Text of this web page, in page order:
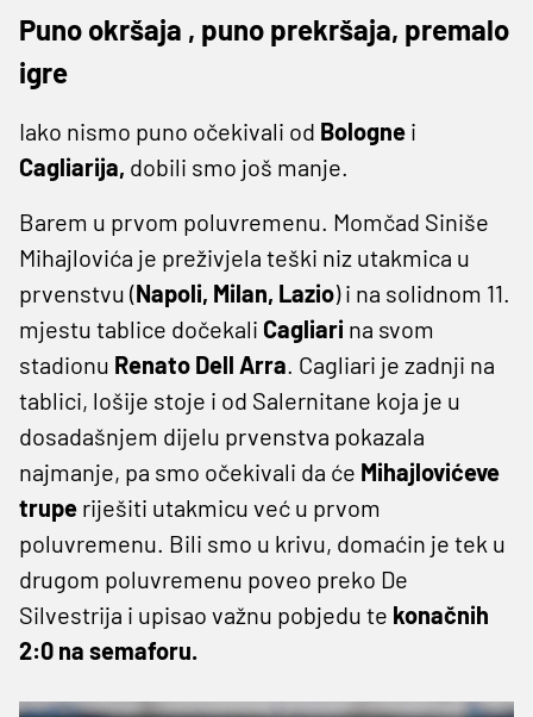
Puno okršaja , puno prekršaja, premalo
igre
Iako nismo puno očekivali od Bologne i
Cagliarija, dobili smo još manje.
Barem u prvom poluvremenu. Momčad Siniše
Mihajlovića je preživjela teški niz utakmica u
prvenstvu (Napoli, Milan, Lazio) i na solidnom 11.
mjestu tablice dočekali Cagliari na svom
stadionu Renato Dell Arra . Cagliari je zadnji na
tablici, lošije stoje i od Salernitane koja je u
dosadašnjem dijelu prvenstva pokazala
najmanje, pa smo očekivali da će Mihajlovićeve
trupe riješiti utakmicu već u prvom
poluvremenu. Bili smo u krivu, domaćin je tek u
drugom poluvremenu poveo preko De
Silvestrija i upisao važnu pobjedu te konačnih
2:0 na semaforu.